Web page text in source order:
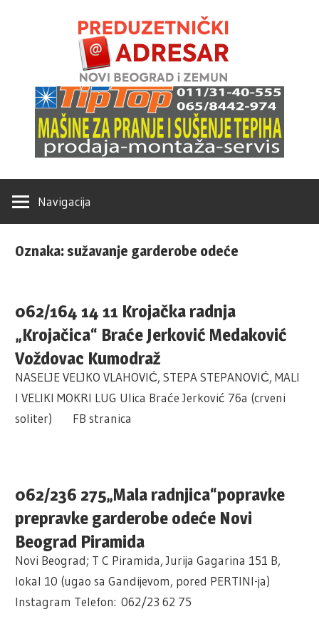
–
Poslovni
Adresar
Navigacija
Oznaka: sužavanje garderobe odeće
062/164 14 11 Krojačka radnja
„Krojačica“ Braće Jerković Medaković
Voždovac Kumodraž
NASELJE VELJKO VLAHOVIĆ, STEPA STEPANOVIĆ, MALI
I VELIKI MOKRI LUG Ulica Braće Jerković 76a (crveni
soliter) FB stranica
062/236 275„Mala radnjica“popravke
prepravke garderobe odeće Novi
Beograd Piramida
Novi Beograd; T C Piramida, Jurija Gagarina 151 B,
lokal 10 (ugao sa Gandijevom, pored PERTINI-ja)
Instagram Telefon: 062/23 62 75